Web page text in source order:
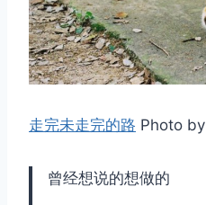
走完未走完的路 Photo by
曾经想说的想做的